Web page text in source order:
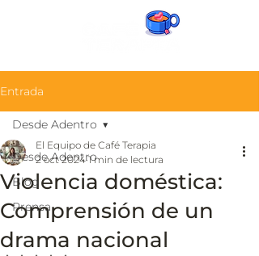
Entrada
Desde Adentro
Blog
Prensa
Desde Adentro
Violencia doméstica:
Comprensión de un
drama nacional
El Equipo de Café Terapia
2 oct 2024 1 min de lectura